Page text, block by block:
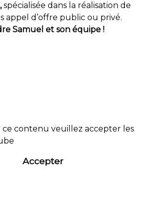
spécialisée dans la réalisation de
appel d’offre public ou privé.
Samuel et son équipe !
contenu veuillez accepter les
Accepter